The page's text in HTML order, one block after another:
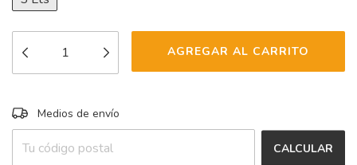
Entregas para el CP:
Medios de envío
CALCULAR